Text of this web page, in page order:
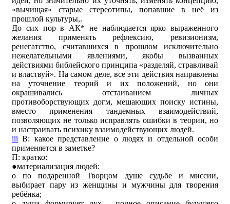
«вычищая» старые стереотипы, попавшие в неё из
прошлой культуры,.
До сих пор в АК* не наблюдается ярко выраженного
желания применять рефлексию, ревизионизм,
ренегатство, считавшихся в прошлом исключительно
нежелательными явлениями, якобы вызванных
действиями библейского принципа «разделяй, стравливай
и властвуй». На самом деле, все эти действия направлены
на уточнение теорий и их положений, но они
окрашивались отстаиванием личных
противоборствующих догм, мешающих поиску истины,
вместо применения тандемных взаимодействий,
позволяющих не только исправлять ошибки в теории, но
и настраивать психику взаимодействующих людей.
iii В: какое представление о людях и отдельной особи
применяется в заметке?
П: кратко:
●материализация людей:
ᴏ по подаренной Творцом душе судьбе и миссии,
выбирает пару из женщины и мужчины для творения
ребёнка;